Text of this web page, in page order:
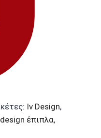
Iv Design,
έπιπλα,